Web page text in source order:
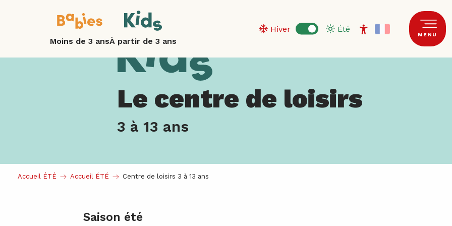
Hiver Été
Accessibilité
MENU
Moins de 3 ansÀ partir de 3 ans
Le centre de loisirs
3 à 13 ans
Accueil ÉTÉ Accueil ÉTÉ Centre de loisirs 3 à 13 ans
Saison été